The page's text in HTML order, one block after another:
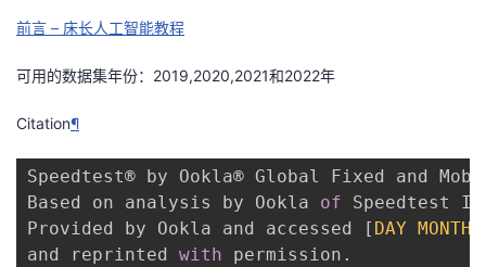
的
博
我
的
我
子
直
的
我
前言 – 床长人工智能教程
可用的数据集年份：2019,2020,2021和2022年
Citation¶
Speedtest® by Ookla® Global Fixed and
Based on analysis by Ookla of Speedtest
Provided by Ookla and accessed
[ DAY MONTH
and reprinted with permission .